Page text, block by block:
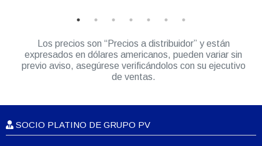
Los precios son “Precios a distribuidor” y están
expresados en dólares americanos, pueden variar sin
previo aviso, asegúrese verificándolos con su ejecutivo
de ventas.
SOCIO PLATINO DE GRUPO PV